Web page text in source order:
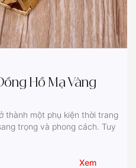
Hồ Mạ Vàng
thành một phụ kiện thời trang
trọng và phong cách. Tuy
Xem